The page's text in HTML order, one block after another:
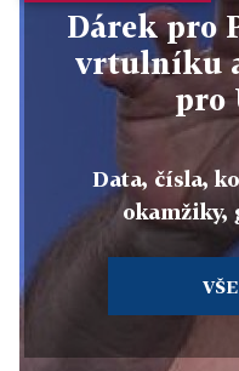
Dárek pro
vrtulníku
pro
Data, čísla,
okamžiky,